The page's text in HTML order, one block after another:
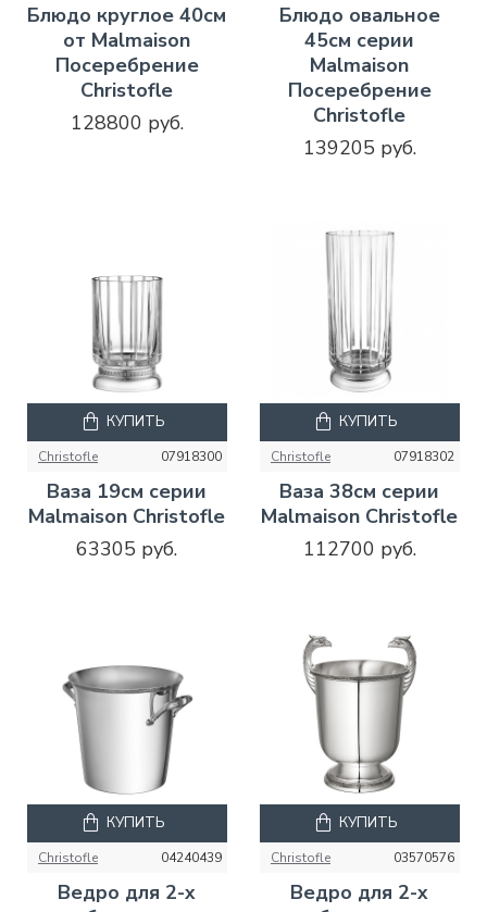
Блюдо круглое 40см
от Malmaison
Посеребрение
Christofle
128800 руб.
Блюдо овальное
45см серии
Malmaison
Посеребрение
Christofle
139205 руб.
Christofle 07918300
Ваза 19см серии
Malmaison Christofle
63305 руб.
КУПИТЬ
Christofle 07918302
Ваза 38см серии
Malmaison Christofle
112700 руб.
КУПИТЬ
Christofle 04240439
Ведро для 2-х
КУПИТЬ
Christofle 03570576
Ведро для 2-х
КУПИТЬ